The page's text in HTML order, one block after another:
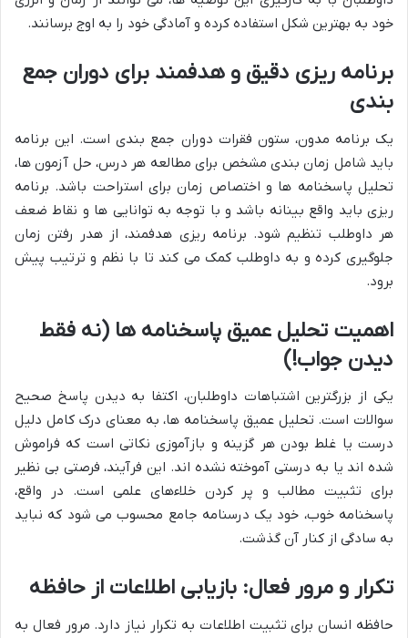
خود به بهترین شکل استفاده کرده و آمادگی خود را به اوج برسانند.
برنامه ریزی دقیق و هدفمند برای دوران جمع
بندی
یک برنامه مدون، ستون فقرات دوران جمع بندی است. این برنامه
باید شامل زمان بندی مشخص برای مطالعه هر درس، حل آزمون ها،
تحلیل پاسخنامه ها و اختصاص زمان برای استراحت باشد. برنامه
ریزی باید واقع بینانه باشد و با توجه به توانایی ها و نقاط ضعف
هر داوطلب تنظیم شود. برنامه ریزی هدفمند، از هدر رفتن زمان
جلوگیری کرده و به داوطلب کمک می کند تا با نظم و ترتیب پیش
برود.
اهمیت تحلیل عمیق پاسخنامه ها (نه فقط
دیدن جواب!)
یکی از بزرگترین اشتباهات داوطلبان، اکتفا به دیدن پاسخ صحیح
سوالات است. تحلیل عمیق پاسخنامه ها، به معنای درک کامل دلیل
درست یا غلط بودن هر گزینه و بازآموزی نکاتی است که فراموش
شده اند یا به درستی آموخته نشده اند. این فرآیند، فرصتی بی نظیر
برای تثبیت مطالب و پر کردن خلاءهای علمی است. در واقع،
پاسخنامه خوب، خود یک درسنامه جامع محسوب می شود که نباید
به سادگی از کنار آن گذشت.
تکرار و مرور فعال: بازیابی اطلاعات از حافظه
حافظه انسان برای تثبیت اطلاعات به تکرار نیاز دارد. مرور فعال به